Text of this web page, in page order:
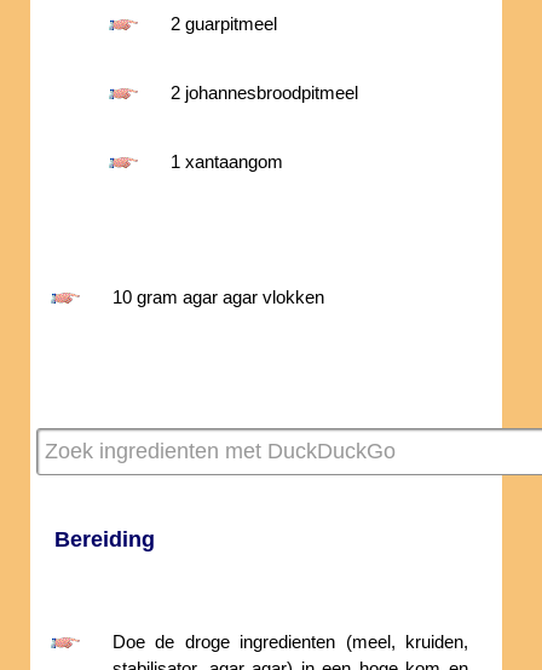
2 guarpitmeel
2 johannesbroodpitmeel
1 xantaangom
10 gram agar agar vlokken
Bereiding
Doe de droge ingredienten (meel, kruiden,